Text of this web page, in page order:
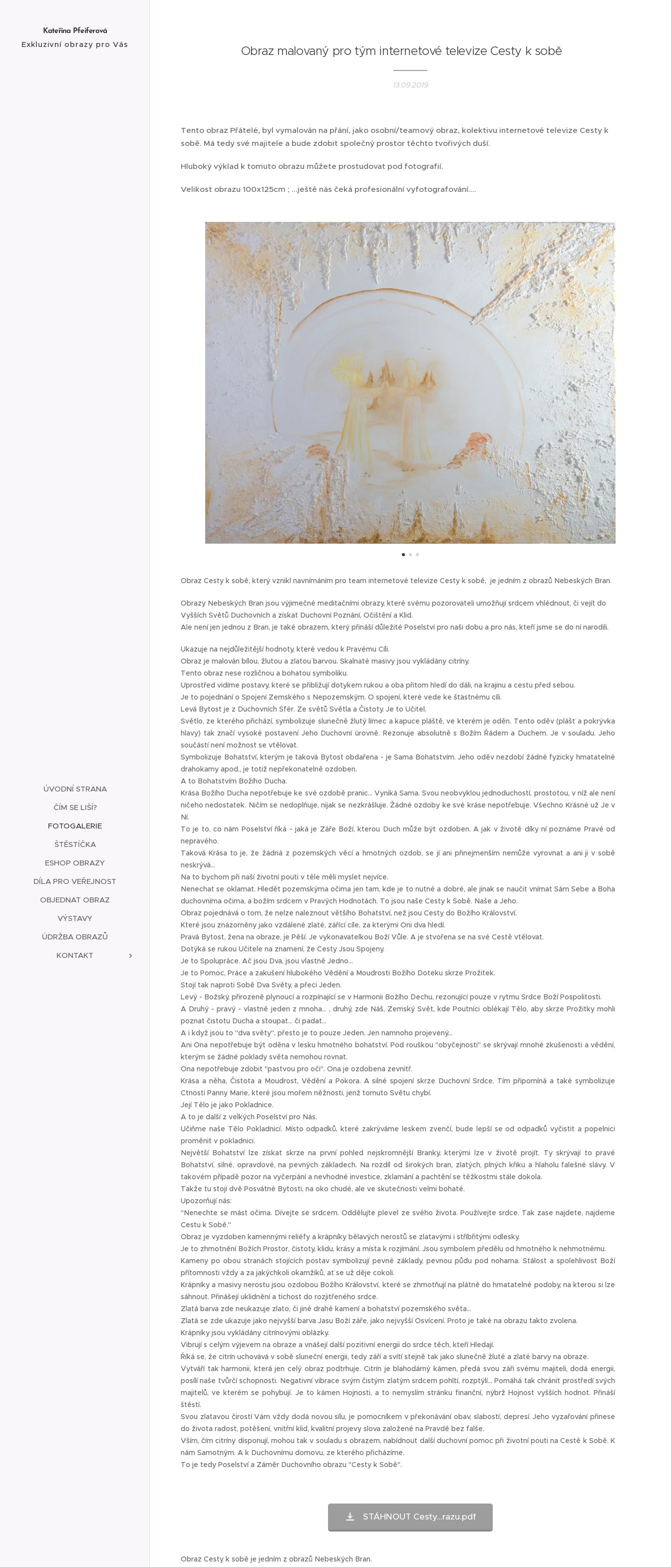
Kateřina Pfeiferová
Exkluzivní obrazy pro Vás
ÚVODNÍ STRANA
ČÍM SE LIŠÍ?
FOTOGALERIE
ŠTĚSTÍČKA
ESHOP OBRAZY
DÍLA PRO VEŘEJNOST
OBJEDNAT OBRAZ
VÝSTAVY
ÚDRŽBA OBRAZŮ
KONTAKT
Obraz malovaný pro tým internetové televize Cesty k sobě ♥
13.09.2019
Tento obraz Přátelé, byl vymalován na přání, jako osobní/teamový obraz, kolektivu internetové televize Cesty k
sobě. Má tedy své majitele a bude zdobit společný prostor těchto tvořivých duší.
Hluboký výklad k tomuto obrazu můžete prostudovat pod fotografií.
Velikost obrazu 100x125cm ; ...ještě nás čeká profesionální vyfotografování....
Obraz Cesty k sobě, který vznikl navnímáním pro team internetové televize Cesty k sobě, je jedním z obrazů Nebeských Bran.
Obrazy Nebeských Bran jsou výjimečné meditačními obrazy, které svému pozorovateli umožňují srdcem vhlédnout, či vejít do
Vyšších Světů Duchovních a získat Duchovní Poznání, Očištění a Klid.
Ale není jen jednou z Bran, je také obrazem, který přináší důležité Poselství pro naši dobu a pro nás, kteří jsme se do ní narodili.
Ukazuje na nejdůležitější hodnoty, které vedou k Pravému Cíli.
Obraz je malován bílou, žlutou a zlatou barvou. Skalnaté masivy jsou vykládány citríny.
Tento obraz nese rozličnou a bohatou symboliku.
Uprostřed vidíme postavy, které se přibližují dotykem rukou a oba přitom hledí do dáli, na krajinu a cestu před sebou.
Je to pojednání o Spojení Zemského s Nepozemským. O spojení, které vede ke šťastnému cíli.
Levá Bytost je z Duchovních Sfér. Ze světů Světla a Čistoty. Je to Učitel.
Světlo, ze kterého přichází, symbolizuje slunečně žlutý límec a kapuce pláště, ve kterém je oděn. Tento oděv (plášť a pokrývka
hlavy) tak značí vysoké postavení Jeho Duchovní úrovně. Rezonuje absolutně s Božím Řádem a Duchem. Je v souladu. Jeho
součástí není možnost se vtělovat.
Symbolizuje Bohatství, kterým je taková Bytost obdařena - je Sama Bohatstvím. Jeho oděv nezdobí žádné fyzicky hmatatelné
drahokamy apod., je totiž nepřekonatelně ozdoben.
A to Bohatstvím Božího Ducha.
Krása Božího Ducha nepotřebuje ke své ozdobě pranic... Vyniká Sama. Svou neobvyklou jednoduchostí, prostotou, v níž ale není
ničeho nedostatek. Ničím se nedoplňuje, nijak se nezkrášluje. Žádné ozdoby ke své kráse nepotřebuje. Všechno Krásné už Je v
Ní.
To je to, co nám Poselství říká - jaká je Záře Boží, kterou Duch může být ozdoben. A jak v životě díky ní poznáme Pravé od
nepravého.
Taková Krása to je, že žádná z pozemských věcí a hmotných ozdob, se jí ani přinejmenším nemůže vyrovnat a ani ji v sobě
neskrývá...
Na to bychom při naší životní pouti v těle měli myslet nejvíce.
Nenechat se oklamat. Hledět pozemskýma očima jen tam, kde je to nutné a dobré, ale jinak se naučit vnímat Sám Sebe a Boha
duchovníma očima, a božím srdcem v Pravých Hodnotách. To jsou naše Cesty k Sobě. Naše a Jeho.
Obraz pojednává o tom, že nelze naleznout většího Bohatství, než jsou Cesty do Božího Království.
Které jsou znázorněny jako vzdálené zlaté, zářící cíle, za kterými Oni dva hledí.
Pravá Bytost, žena na obraze, je Pěší. Je vykonavatelkou Boží Vůle. A je stvořena se na své Cestě vtělovat.
Dotýká se rukou Učitele na znamení, že Cesty Jsou Spojeny.
Je to Spolupráce. Ač jsou Dva, jsou vlastně Jedno...
Je to Pomoc, Práce a zakušení hlubokého Vědění a Moudrosti Božího Doteku skrze Prožitek.
Stojí tak naproti Sobě Dva Světy, a přeci Jeden.
Levý - Božský, přirozeně plynoucí a rozpínající se v Harmonii Božího Dechu, rezonující pouze v rytmu Srdce Boží Pospolitosti.
A Druhý - pravý - vlastně jeden z mnoha... , druhý, zde Náš, Zemský Svět, kde Poutníci oblékají Tělo, aby skrze Prožitky mohli
poznat čistotu Ducha a stoupat... či padat...
A i když jsou to "dva světy", přesto je to pouze Jeden. Jen namnoho projevený...
Ani Ona nepotřebuje být oděna v lesku hmotného bohatství. Pod rouškou "obyčejnosti" se skrývají mnohé zkušenosti a vědění,
kterým se žádné poklady světa nemohou rovnat.
Ona nepotřebuje zdobit "pastvou pro oči". Ona je ozdobena zevnitř.
Krása a něha, Čistota a Moudrost, Vědění a Pokora. A silné spojení skrze Duchovní Srdce. Tím připomíná a také symbolizuje
Ctnosti Panny Marie, které jsou mořem něžnosti, jenž tomuto Světu chybí.
Její Tělo je jako Pokladnice.
A to je další z velkých Poselství pro Nás.
Učiňme naše Tělo Pokladnicí. Místo odpadků, které zakrýváme leskem zvenčí, bude lepší se od odpadků vyčistit a popelnici
proměnit v pokladnici.
Největší Bohatství lze získat skrze na první pohled nejskromnější Branky, kterými lze v životě projít. Ty skrývají to pravé
Bohatství, silné, opravdové, na pevných základech. Na rozdíl od širokých bran, zlatých, plných křiku a hlaholu falešné slávy. V
takovém případě pozor na vyčerpání a nevhodné investice, zklamání a pachtění se těžkostmi stále dokola.
Takže tu stojí dvě Posvátné Bytosti, na oko chudé, ale ve skutečnosti velmi bohaté.
Upozorňují nás:
"Nenechte se mást očima. Dívejte se srdcem. Oddělujte plevel ze svého života. Používejte srdce. Tak zase najdete, najdeme
Cestu k Sobě."
Obraz je vyzdoben kamennými reliéfy a krápníky bělavých nerostů se zlatavými i stříbřitými odlesky.
Je to zhmotnění Božích Prostor, čistoty, klidu, krásy a místa k rozjímání. Jsou symbolem předělu od hmotného k nehmotnému.
Kameny po obou stranách stojících postav symbolizují pevné základy, pevnou půdu pod nohama. Stálost a spolehlivost Boží
přítomnosti vždy a za jakýchkoli okamžiků, ať se už děje cokoli.
Krápníky a masivy nerostu jsou ozdobou Božího Království, které se zhmotňují na plátně do hmatatelné podoby, na kterou si lze
sáhnout. Přinášejí uklidnění a tichost do rozjitřeného srdce.
Zlatá barva zde neukazuje zlato, či jiné drahé kamení a bohatství pozemského světa...
Zlatá se zde ukazuje jako nejvyšší barva Jasu Boží záře, jako nejvyšší Osvícení. Proto je také na obrazu takto zvolena.
Krápníky jsou vykládány citrínovými oblázky.
Vibrují s celým výjevem na obraze a vnášejí další pozitivní energii do srdce těch, kteří Hledají.
Říká se, že citrín uchovává v sobě sluneční energii, tedy září a svítí stejně tak jako slunečně žluté a zlaté barvy na obraze.
Vytváří tak harmonii, která jen celý obraz podtrhuje. Citrín je blahodárný kámen, předá svou záři svému majiteli, dodá energii,
posílí naše tvůrčí schopnosti. Negativní vibrace svým čistým zlatým srdcem pohltí, rozptýlí... Pomáhá tak chránit prostředí svých
majitelů, ve kterém se pohybují. Je to kámen Hojnosti, a to nemyslím stránku finanční, nýbrž Hojnost vyšších hodnot. Přináší
štěstí.
Svou zlatavou čirostí Vám vždy dodá novou sílu, je pomocníkem v překonávání obav, slabostí, depresí. Jeho vyzařování přinese
do života radost, potěšení, vnitřní klid, kvalitní projevy slova založené na Pravdě bez falše.
Vším, čím citríny disponují, mohou tak v souladu s obrazem, nabídnout další duchovní pomoc při životní pouti na Cestě k Sobě. K
nám Samotným. A k Duchovnímu domovu, ze kterého přicházíme.
To je tedy Poselství a Záměr Duchovního obrazu "Cesty k Sobě".
STÁHNOUT Cesty...razu.pdf
Obraz Cesty k sobě je jedním z obrazů Nebeských Bran.